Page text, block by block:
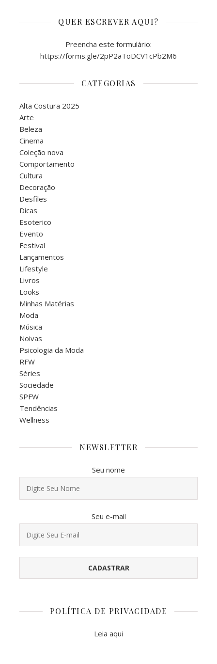
QUER ESCREVER AQUI?
Preencha este formulário:
https://forms.gle/2pP2aToDCV1cPb2M6
CATEGORIAS
Alta Costura 2025
Arte
Beleza
Cinema
Coleção nova
Comportamento
Cultura
Decoração
Desfiles
Dicas
Esoterico
Evento
Festival
Lançamentos
Lifestyle
Livros
Looks
Minhas Matérias
Moda
Música
Noivas
Psicologia da Moda
RFW
Séries
Sociedade
SPFW
Tendências
Wellness
NEWSLETTER
Seu nome
Seu e-mail
POLÍTICA DE PRIVACIDADE
Leia aqui